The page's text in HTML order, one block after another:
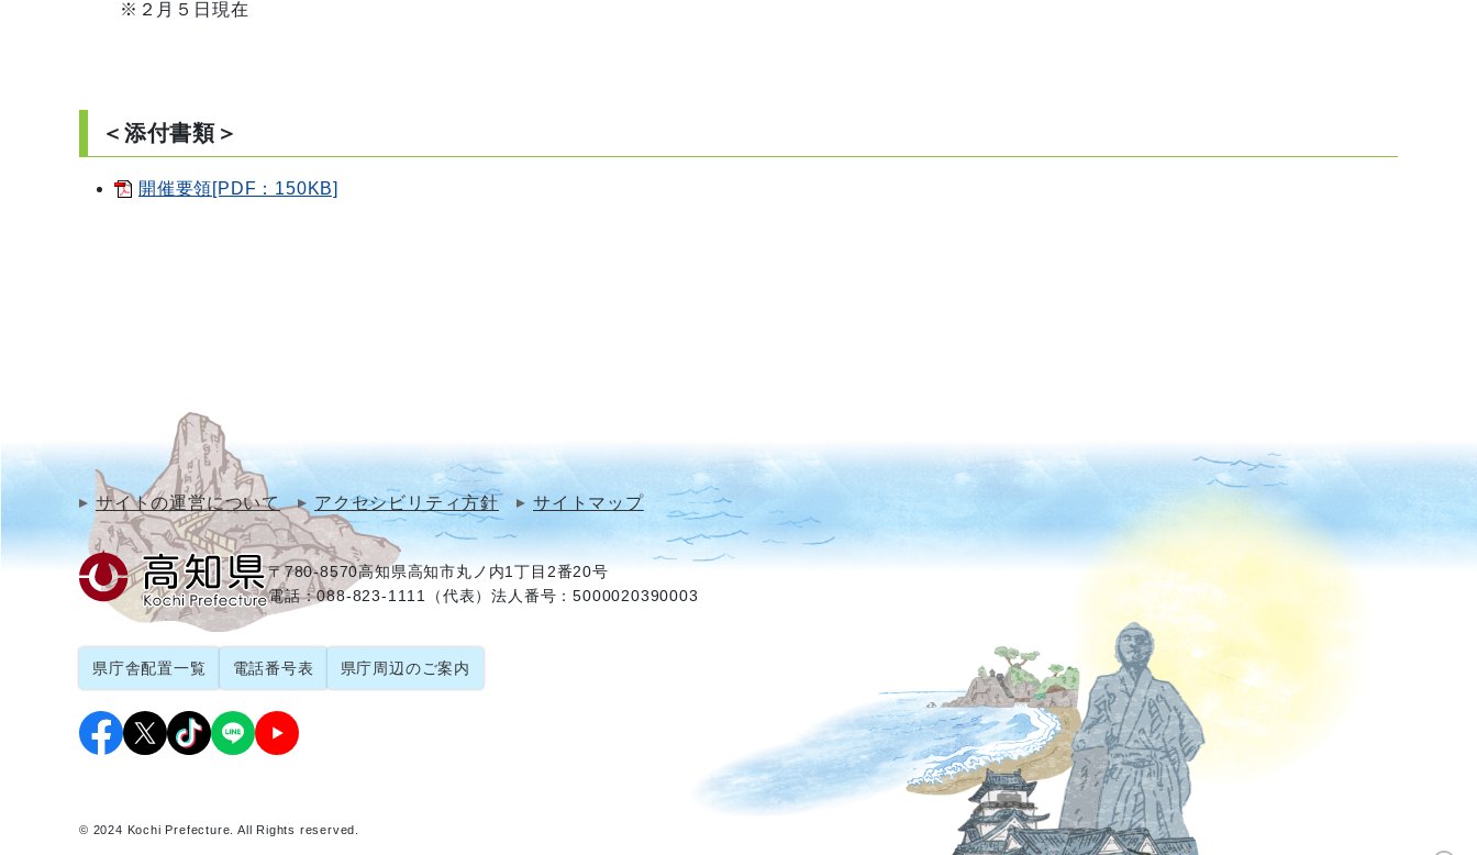
＜添付書類＞
開催要領[PDF：150KB]
サイトの運営について アクセシビリティ方針 サイトマップ
〒780-8570高知県高知市丸ノ内1丁目2番20号
電話：088-823-1111（代表）法人番号：5000020390003
県庁舎配置一覧 電話番号表 県庁周辺のご案内
© 2024 Kochi Prefecture. All Rights reserved.